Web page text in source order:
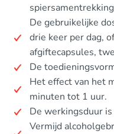
De gebruikelijke
drie keer per dag,
afgiftecapsules,
De
Het effect van het
minuten tot 1 uur.
De werkingsduur
Vermijd